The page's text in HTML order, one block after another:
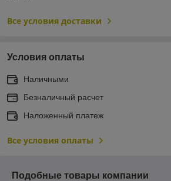
Все условия доставки
Условия оплаты
Наличными
Безналичный расчет
Наложенный платеж
Все условия оплаты
Подобные товары компании